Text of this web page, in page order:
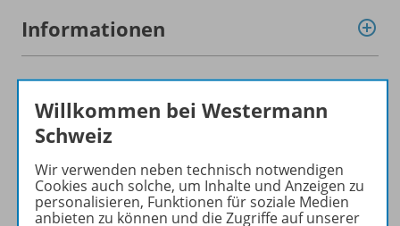
Informationen
Hinweis für Gesamtprogramm
Produkte der Reihe
Willkommen bei Westermann
Schweiz
Wir verwenden neben technisch notwendigen
Cookies auch solche, um Inhalte und Anzeigen zu
personalisieren, Funktionen für soziale Medien
anbieten zu können und die Zugriffe auf unserer